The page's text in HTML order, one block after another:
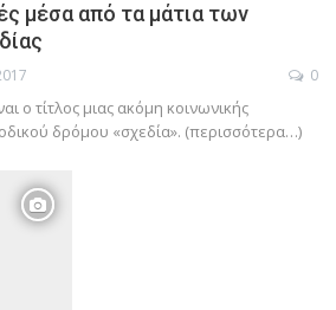
μέσα από τα μάτια των
0
ο τίτλος μιας ακόμη κοινωνικής
δρόμου «σχεδία». (περισσότερα…)